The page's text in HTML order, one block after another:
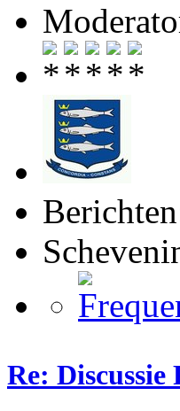
Re: Discussie